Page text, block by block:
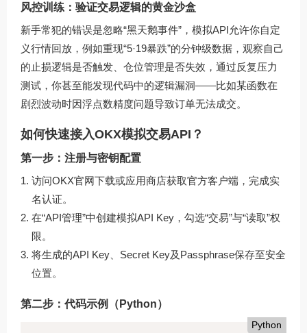
风控训练：验证交易逻辑的黄金沙盒
新手常犯的错误是忽略“黑天鹅事件”，模拟API允许你自定
义行情回放，例如重现“5·19暴跌”的分钟级数据，观察自己
的止损逻辑是否触发、仓位管理是否失效，通过反复压力
测试，你甚至能发现代码中的逻辑漏洞——比如某函数在
剧烈波动时因浮点数精度问题导致订单无法成交。
如何快速接入OKX模拟交易API？
第一步：注册与密钥配置
访问OKX官网下载或应用商店获取官方客户端，完成实
名认证。
在“API管理”中创建模拟API Key，勾选“交易”与“读取”权
限。
将生成的API Key、Secret Key及Passphrase保存至安全
位置。
第二步：代码示例（Python）
Python